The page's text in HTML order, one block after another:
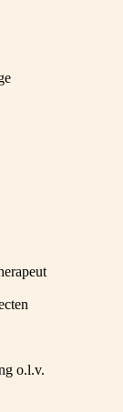
o.l.v.